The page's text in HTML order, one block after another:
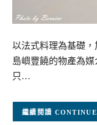
以法式料理為基礎
島嶼豐饒的物產為
只…